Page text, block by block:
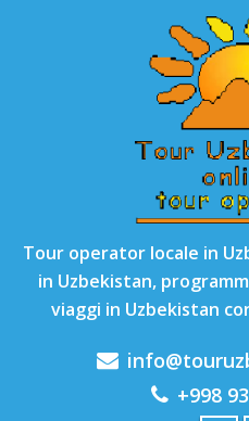
Tour operator locale in
in Uzbekistan,
viaggi in Uzbekistan
+998